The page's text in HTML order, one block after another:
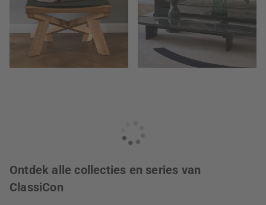
Ontdek alle collecties en series van
ClassiCon